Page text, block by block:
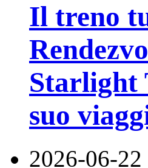
Il treno
Starlight
suo
2026-06-22